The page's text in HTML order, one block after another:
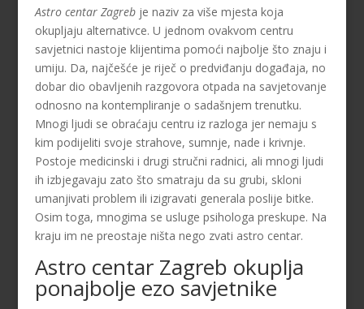
Astro centar Zagrebje naziv za više mjesta koja
okupljaju alternativce. U jednom ovakvom centru
savjetnici nastoje klijentima pomoći najbolje što znaju i
umiju. Da, najčešće je riječ o predviđanju događaja, no
dobar dio obavljenih razgovora otpada na savjetovanje
odnosno na kontempliranje o sadašnjem trenutku.
Mnogi ljudi se obraćaju centru iz razloga jer nemaju s
kim podijeliti svoje strahove, sumnje, nade i krivnje.
Postoje medicinski i drugi stručni radnici, ali mnogi ljudi
ih izbjegavaju zato što smatraju da su grubi, skloni
umanjivati problem ili izigravati generala poslije bitke.
Osim toga, mnogima se usluge psihologa preskupe. Na
kraju im ne preostaje ništa nego zvati astro centar.
Astro centar Zagreb okuplja
ponajbolje ezo savjetnike